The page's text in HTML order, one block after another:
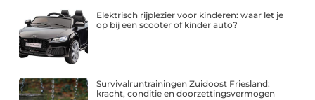
Elektrisch rijplezier voor kinderen: waar let je
op bij een scooter of kinder auto?
Survivalruntrainingen Zuidoost Friesland:
kracht, conditie en doorzettingsvermogen